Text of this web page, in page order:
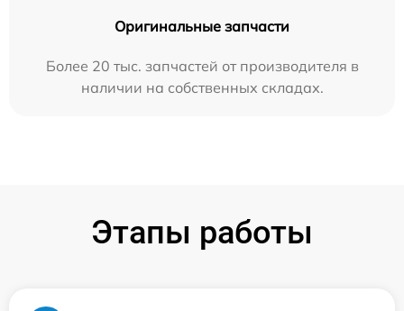
Оригинальные запчасти
Более 20 тыс. запчастей от производителя в
наличии на собственных складах.
Этапы работы